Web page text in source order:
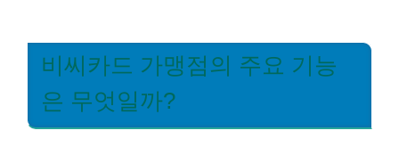
비씨카드 가맹점의 주요 기능
은 무엇일까?